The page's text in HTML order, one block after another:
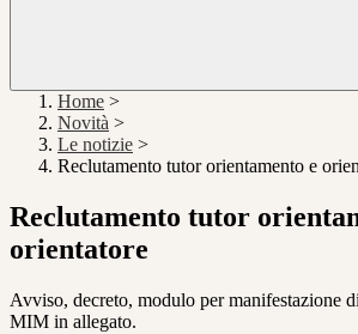
Home >
Novità >
Le notizie >
Reclutamento tutor orientamento e
Reclutamento tutor
orientatore
Avviso, decreto, modulo per manifestazione
MIM in allegato.